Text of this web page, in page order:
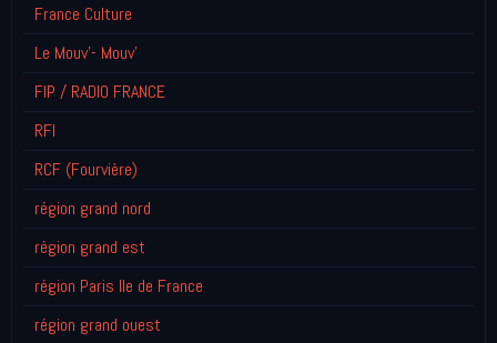
France Culture
Le Mouv'- Mouv'
FIP / RADIO FRANCE
RFI
RCF (Fourvière)
région grand nord
région grand est
région Paris Ile de France
région grand ouest